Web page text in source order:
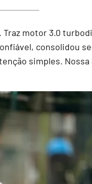
motor 3.0
consolidou
simples. Nossa